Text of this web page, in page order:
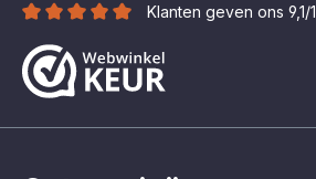
Klanten geven ons 9,1/